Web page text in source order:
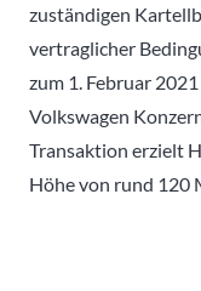
zuständigen
vertraglicher
zum 1. Februar
Volkswagen
Transaktion erzielt
Höhe von rund 120